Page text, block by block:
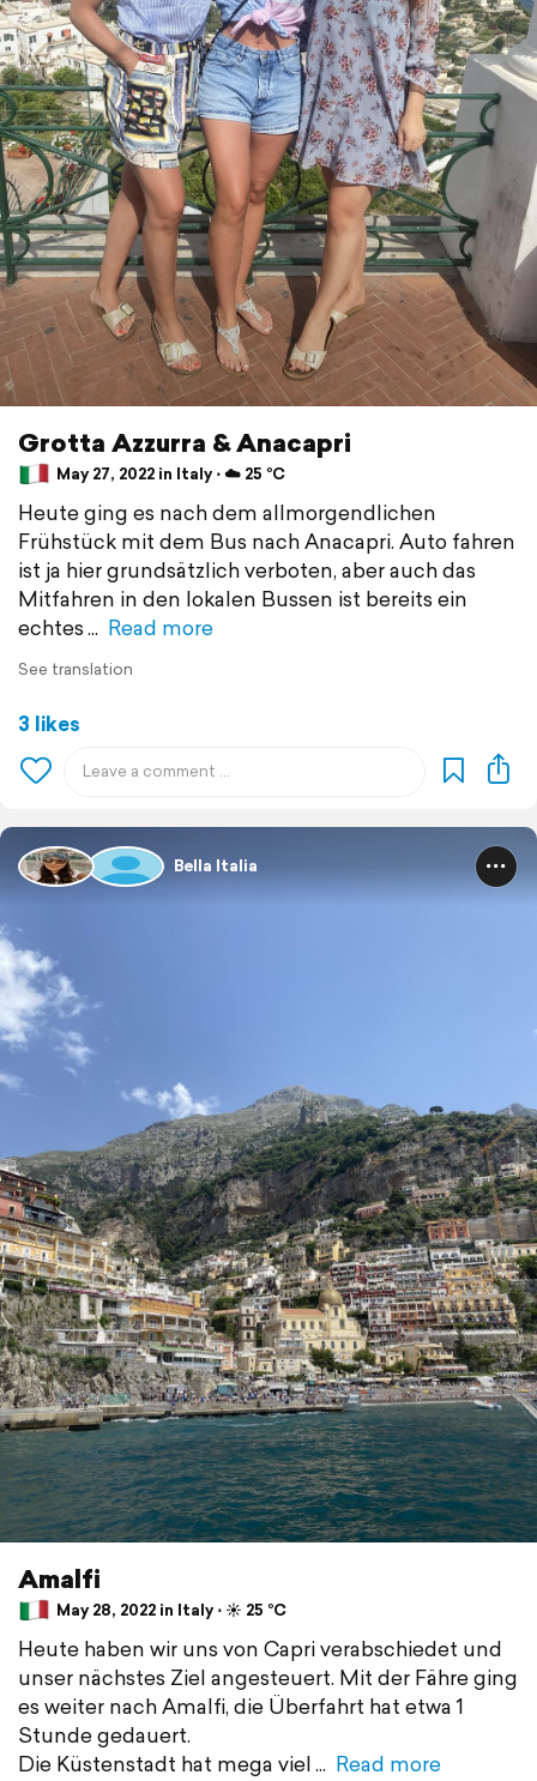
Grotta Azzurra & Anacapri
May 27, 2022 in Italy ⋅ ☁️ 25 °C
Heute ging es nach dem allmorgendlichen
Frühstück mit dem Bus nach Anacapri. Auto fahren
ist ja hier grundsätzlich verboten, aber auch das
Mitfahren in den lokalen Bussen ist bereits ein
echtes
Read more
See translation
3 likes
Bella Italia
Amalfi
May 28, 2022 in Italy ⋅ ☀️ 25 °C
Heute haben wir uns von Capri verabschiedet und
unser nächstes Ziel angesteuert. Mit der Fähre ging
es weiter nach Amalfi, die Überfahrt hat etwa 1
Stunde gedauert.
Die Küstenstadt hat mega viel
Read more